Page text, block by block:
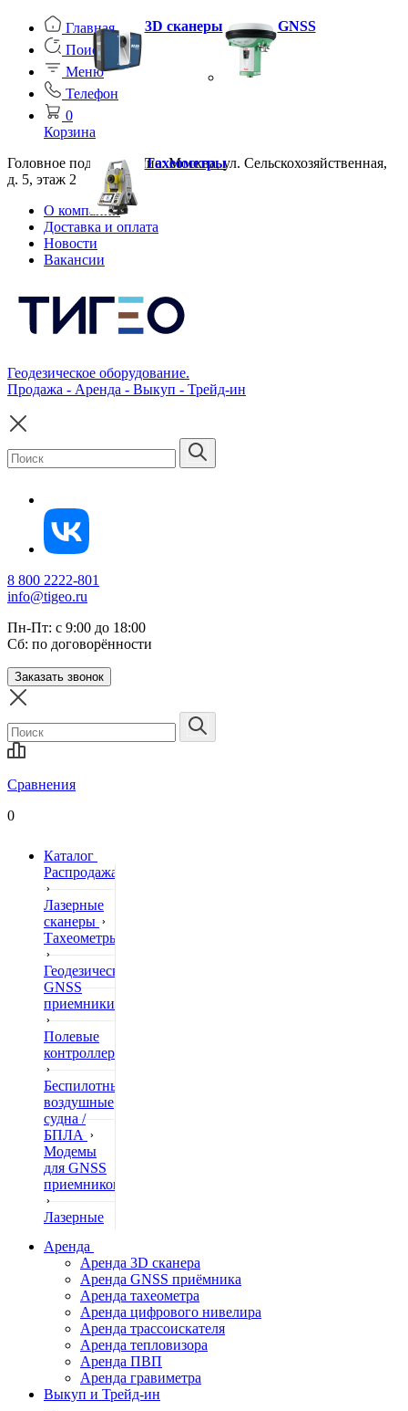
Главная
Поиск
Меню
Телефон
0
Корзина
Головное подразделение: Москва, ул. Сельскохозяйственная,
д. 5, этаж 2
О компании
Доставка и оплата
Новости
Вакансии
Геодезическое оборудование.
Продажа - Аренда - Выкуп - Трейд-ин
8 800 2222-801
info@tigeo.ru
Пн-Пт: с 9:00 до 18:00
Сб: по договорённости
Заказать звонок
Сравнения
0
Каталог
Распродажа
Лазерные
сканеры
Тахеометры
Геодезические
GNSS
приемники
Полевые
контроллеры
Беспилотные
воздушные
судна /
БПЛА
Модемы
для GNSS
приемников
Лазерные
Нивелиры
Теодолиты
Трассоискатели
Неразрушающий
контроль
Аксессуары
3D сканеры GNSS
Тахеометры
Аренда
Аренда 3D сканера
Аренда GNSS приёмника
Аренда тахеометра
Аренда цифрового нивелира
Аренда трассоискателя
Аренда тепловизора
Аренда ПВП
Аренда гравиметра
Выкуп и Трейд-ин